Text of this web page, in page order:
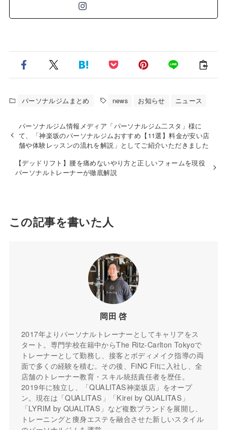
パーソナルジムまとめ news お知らせ ニュース
パーソナルジム情報メディア「パーソナルジム二スタ」様に
て、「神楽坂のパーソナルジムおすすめ【11選】料金が安い店
舗や体験レッスンの流れを解説」としてご紹介いただきました
【デッドリフト】腰を痛めないやり方と正しいフォームを現役
パーソナルトレーナーが徹底解説
この記事を書いた人
岡田 啓
2017年よりパーソナルトレーナーとしてキャリアをス
タート。専門学校在籍中からThe Ritz-Carlton Tokyoで
トレーナーとして勤務し、接客とボディメイク指導の両
面で多くの経験を積む。その後、FiNC Fitに入社し、全
店舗のトレーナー教育・スキル統括責任者を歴任。
2019年に独立し、「QUALITAS神楽坂店」をオープ
ン。現在は「QUALITAS」「Kirei by QUALITAS」
「LYRIM by QUALITAS」など複数ブランドを展開し、
トレーニングと痩身エステを融合させた新しいスタイル